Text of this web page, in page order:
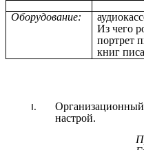
Оборудование:
Из чего
портрет
книг
Ход
настрой.